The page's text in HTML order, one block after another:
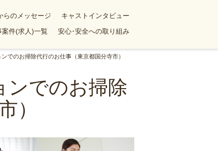
らのメッセージ
キャストインタビュー
案件(求人)一覧 安心･安全への取り組み
でのお掃除代行のお仕事（東京都国分寺市）
ンでのお掃除
）